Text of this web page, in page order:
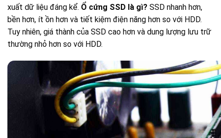
xuất dữ liệu đáng kể. Ổ cứng SSD là gì? SSD nhanh hơn,
bền hơn, ít ồn hơn và tiết kiệm điện năng hơn so với HDD.
Tuy nhiên, giá thành của SSD cao hơn và dung lượng lưu trữ
thường nhỏ hơn so với HDD.